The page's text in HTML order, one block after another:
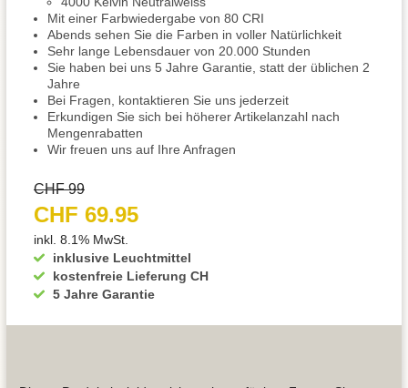
Mit einer Farbwiedergabe von 80 CRI
Abends sehen Sie die Farben in voller Natürlichkeit
Sehr lange Lebensdauer von 20.000 Stunden
Sie haben bei uns 5 Jahre Garantie, statt der üblichen 2
Jahre
Bei Fragen, kontaktieren Sie uns jederzeit
Erkundigen Sie sich bei höherer Artikelanzahl nach
Mengenrabatten
Wir freuen uns auf Ihre Anfragen
inklusive Leuchtmittel
kostenfreie Lieferung CH
5 Jahre Garantie
CHF 99
CHF 69.95
inkl. 8.1% MwSt.